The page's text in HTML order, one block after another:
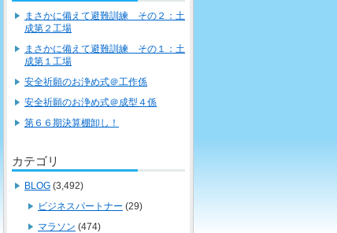
まさかに備えて避難訓練 その２：土
成第２工場
まさかに備えて避難訓練 その１：土
成第１工場
安全祈願のお浄め式＠工作係
安全祈願のお浄め式＠成型４係
第６６期決算棚卸し！
カテゴリ
BLOG (3,492)
ビジネスパートナー (29)
マラソン (474)